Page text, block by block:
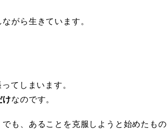
がら生きています。
てしまいます。
けなのです。
も、あることを克服しようと始めたもの